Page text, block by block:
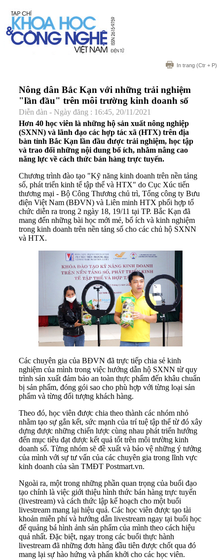
In trang (Ctr + P)
Nông dân Bắc Kạn với những trải nghiệm
"lần đầu" trên môi trường kinh doanh số
Diễn đàn - Ngày đăng : 16:45, 20/11/2021
Hơn 40 học viên là những hộ sản xuất nông nghiệp
(SXNN) và lãnh đạo các hợp tác xã (HTX) trên địa
bàn tỉnh Bắc Kạn lần đầu được trải nghiệm, học tập
và trao đổi những nội dung bổ ích, nhằm nâng cao
năng lực về cách thức bán hàng trực tuyến.
Chương trình đào tạo "Kỹ năng kinh doanh trên nền tảng
số, phát triển kinh tế tập thể và HTX" do Cục Xúc tiến
thương mại - Bộ Công Thương chủ trì, Tổng công ty Bưu
điện Việt Nam (BĐVN) và Liên minh HTX phối hợp tổ
chức diễn ra trong 2 ngày 18, 19/11 tại TP. Bắc Kạn đã
mang đến những bài học mới mẻ, bổ ích và kinh nghiệm
trong kinh doanh trên nền tảng số cho các chủ hộ SXNN
và HTX.
Các chuyên gia của BĐVN đã trực tiếp chia sẻ kinh
nghiệm của mình trong việc hướng dẫn hộ SXNN từ quy
trình sản xuất đảm bảo an toàn thực phẩm đến khâu chuẩn
bị sản phẩm, đóng gói sao cho phù hợp với từng loại sản
phẩm và từng đối tượng khách hàng.
Theo đó, học viên được chia theo thành các nhóm nhỏ
nhằm tạo sự gắn kết, sức mạnh của trí tuệ tập thể từ đó xây
dựng được những chiến lược cùng nhau phát triển hướng
đến mục tiêu đạt được kết quả tốt trên môi trường kinh
doanh số. Từng nhóm sẽ đề xuất và bảo vệ những ý tưởng
của mình với sự tư vấn của các chuyên gia trong lĩnh vực
kinh doanh của sàn TMĐT Postmart.vn.
Ngoài ra, một trong những phần quan trọng của buổi đạo
tạo chính là việc giới thiệu hình thức bán hàng trực tuyến
(livestream) và cách thức lập kế hoạch cho một buổi
livestream mang lại hiệu quả. Các học viên được tạo tài
khoản miễn phí và hướng dẫn livestream ngay tại buổi học
để quảng bá hình ảnh sản phẩm của mình theo cách hiệu
quả nhất. Đặc biệt, ngay trong các buổi thực hành
livestream đã những đơn hàng đầu tiên được chốt qua đó
mang lại sự hào hứng và phấn khởi cho các học viên.